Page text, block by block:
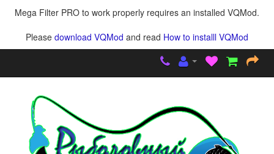
Mega Filter PRO to work properly requires an installed VQMod.
Please download VQMod and read How to installl VQMod